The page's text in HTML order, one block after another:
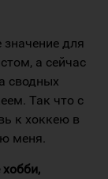
для
а сейчас
сводных
Так что с
к хоккею в
меня.
хобби,